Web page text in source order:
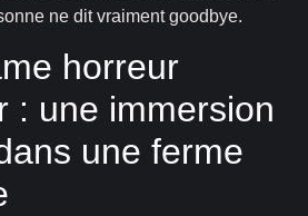
ne dit vraiment goodbye.
horreur
: une immersion
une ferme